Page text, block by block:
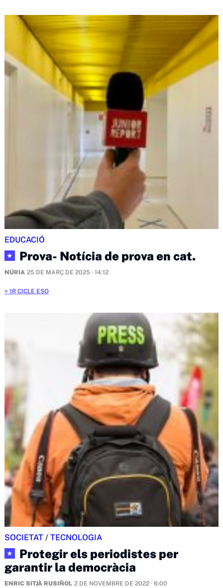
EDUCACIÓ
★ Prova- Notícia de prova en cat.
NÚRIA 25 DE MARÇ DE 2025 · 14:12
1R CICLE ESO
SOCIETAT / TECNOLOGIA
★
Protegir els periodistes per
garantir la democràcia
ENRIC SITJÀ RUSIÑOL 2 DE NOVEMBRE DE 2022 · 6:00